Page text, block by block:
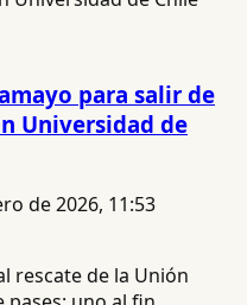
para salir de
Universidad de
de 2026, 11:53